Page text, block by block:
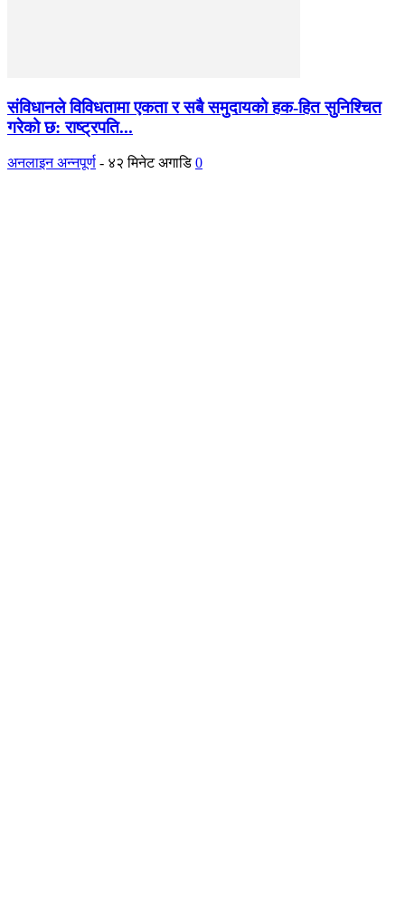
संविधानले विविधतामा एकता र सबै समुदायको हक-हित सुनिश्चित
गरेको छ: राष्ट्रपति...
अनलाइन अन्नपूर्ण - ४२ मिनेट अगाडि 0